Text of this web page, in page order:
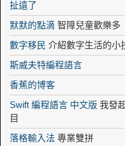
扯遠了
默默的點滴 智障兒童歡樂多
數字移民 介紹數字生活的小
斯威夫特編程語言
香蕉的博客
Swift 編程語言 中文版 我發
目
落格輸入法 專業雙拼